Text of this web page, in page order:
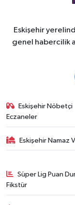
Eskişehir
genel habercilik
Eskişehir Nöbetçi
Eczaneler
Eskişehir Namaz
Süper Lig Puan
Fikstür